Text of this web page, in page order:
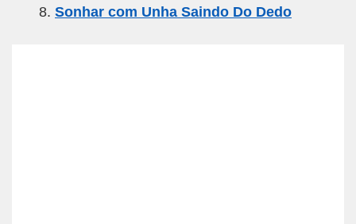
Sonhar com Unha Saindo Do Dedo